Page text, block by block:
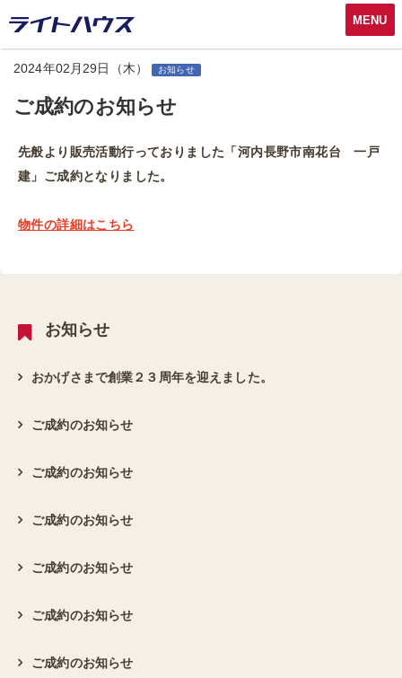
MENU
2024年02月29日（木） お知らせ
ご成約のお知らせ
先般より販売活動行っておりました「河内長野市南花台 一戸
建」ご成約となりました。
物件の詳細はこちら
お知らせ
おかげさまで創業２３周年を迎えました。
ご成約のお知らせ
ご成約のお知らせ
ご成約のお知らせ
ご成約のお知らせ
ご成約のお知らせ
ご成約のお知らせ